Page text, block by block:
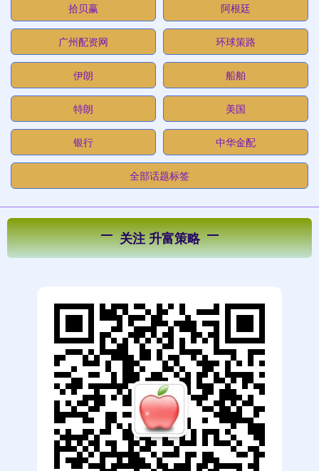
拾贝赢 阿根廷
广州配资网 环球策路
伊朗 船舶
特朗 美国
银行 中华金配
全部话题标签
关注 升富策略